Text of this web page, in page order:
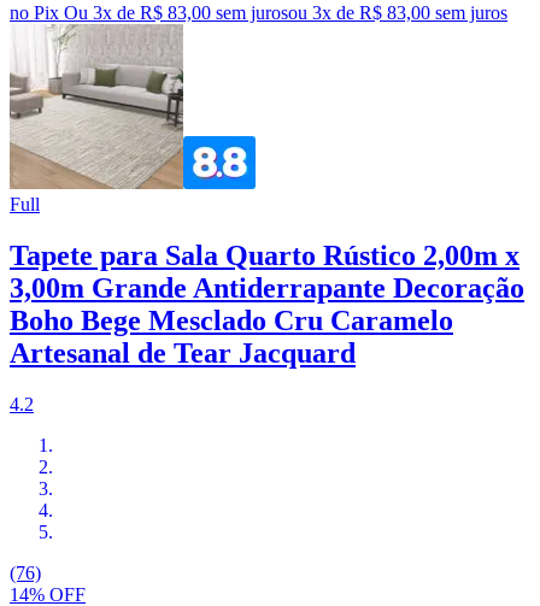
no Pix Ou 3x de R$ 83,00 sem jurosou 3x de R$ 83,00 sem juros
Full
Tapete para Sala Quarto Rústico 2,00m x
3,00m Grande Antiderrapante Decoração
Boho Bege Mesclado Cru Caramelo
Artesanal de Tear Jacquard
4.2
(76)
14% OFF